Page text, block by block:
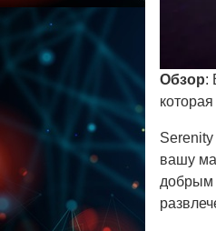
Обзор:
вашу
добрым